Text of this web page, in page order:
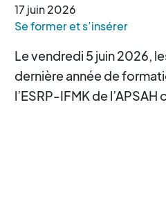
17juin2026
Se former et s’insérer
Le vendredi 5 juin 2026,
dernière année de
l’ESRP-IFMK de